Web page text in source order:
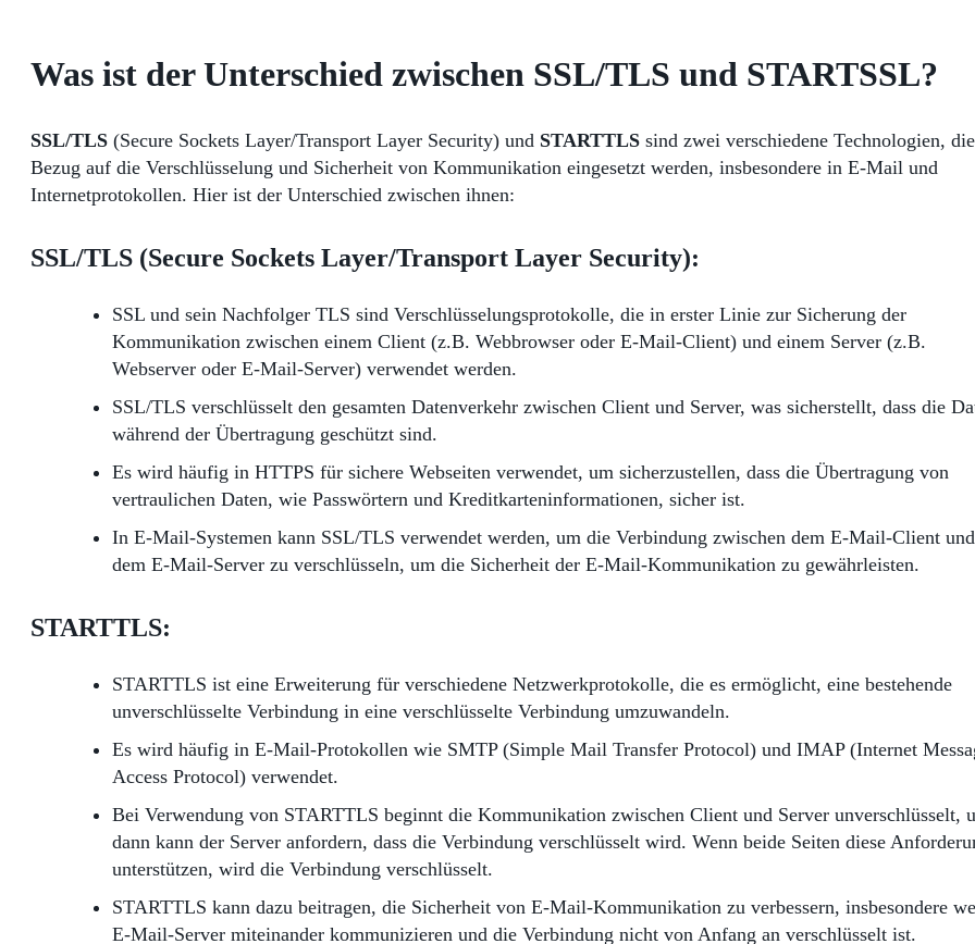
Was ist der Unterschied zwischen SSL/TLS und STARTSSL?
SSL/TLS (Secure Sockets Layer/Transport Layer Security) und STARTTLS sind zwei verschiedene Technologien,
Bezug auf die Verschlüsselung und Sicherheit von Kommunikation eingesetzt werden, insbesondere in E-Mail und
Internetprotokollen. Hier ist der Unterschied zwischen ihnen:
SSL/TLS (Secure Sockets Layer/Transport Layer Security):
SSL und sein Nachfolger TLS sind Verschlüsselungsprotokolle, die in erster Linie zur Sicherung der
Kommunikation zwischen einem Client (z.B. Webbrowser oder E-Mail-Client) und einem Server (z.B.
Webserver oder E-Mail-Server) verwendet werden.
SSL/TLS verschlüsselt den gesamten Datenverkehr zwischen Client und Server, was sicherstellt, dass die
während der Übertragung geschützt sind.
Es wird häufig in HTTPS für sichere Webseiten verwendet, um sicherzustellen, dass die Übertragung von
vertraulichen Daten, wie Passwörtern und Kreditkarteninformationen, sicher ist.
In E-Mail-Systemen kann SSL/TLS verwendet werden, um die Verbindung zwischen dem E-Mail-Client und
dem E-Mail-Server zu verschlüsseln, um die Sicherheit der E-Mail-Kommunikation zu gewährleisten.
STARTTLS:
STARTTLS ist eine Erweiterung für verschiedene Netzwerkprotokolle, die es ermöglicht, eine bestehende
unverschlüsselte Verbindung in eine verschlüsselte Verbindung umzuwandeln.
Es wird häufig in E-Mail-Protokollen wie SMTP (Simple Mail Transfer Protocol) und IMAP (Internet
Access Protocol) verwendet.
Bei Verwendung von STARTTLS beginnt die Kommunikation zwischen Client und Server unverschlüsselt,
dann kann der Server anfordern, dass die Verbindung verschlüsselt wird. Wenn beide Seiten diese
unterstützen, wird die Verbindung verschlüsselt.
STARTTLS kann dazu beitragen, die Sicherheit von E-Mail-Kommunikation zu verbessern, insbesondere
E-Mail-Server miteinander kommunizieren und die Verbindung nicht von Anfang an verschlüsselt ist.